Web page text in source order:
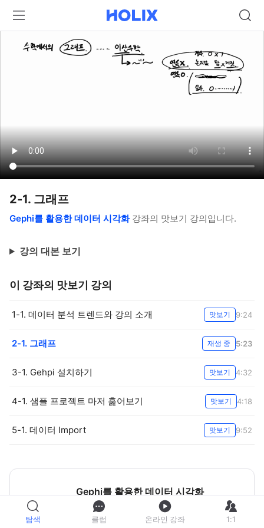
2-1. 그래프
Gephi를 활용한 데이터 시각화강좌의 맛보기 강의입니다.
강의 대본 보기
이 강좌의 맛보기 강의
1-1. 데이터 분석 트렌드와 강의 소개 맛보기 9:24
2-1. 그래프 재생 중 5:23
3-1. Gehpi 설치하기 맛보기 4:32
4-1. 샘플 프로젝트 마저 훑어보기 맛보기 4:18
5-1. 데이터 Import 맛보기 9:52
Gephi를 활용한 데이터 시각화
강좌 자세히 보기
탐색 클럽 온라인 강좌 1:1